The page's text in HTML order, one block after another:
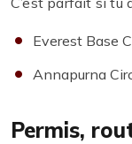
Everest Base
Annapurna
Permis,